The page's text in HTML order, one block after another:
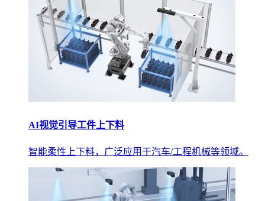
AI视觉引导工件上下料
智能柔性上下料，广泛应用于汽车/工程机械等领域。